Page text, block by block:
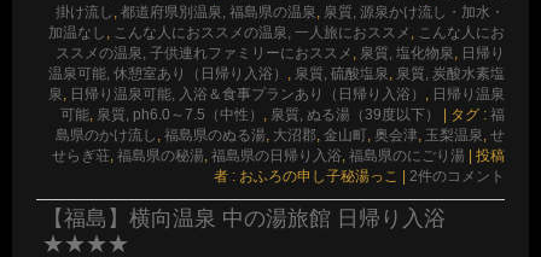
掛け流し 都道府県別温泉, 福島県の温泉 泉質, 源泉かけ流し・加水・
加温なし
こんな人におススメの温泉, 一人旅におススメ
こんな人にお
ススメの温泉, 子供連れファミリーにおススメ
泉質, 塩化物泉
日帰り
温泉可能, 休憩室あり（日帰り入浴）
泉質, 硫酸塩泉 泉質, 炭酸水素塩
泉
日帰り温泉可能, 入浴＆食事プランあり（日帰り入浴）
日帰り温泉
可能 泉質, ph6.0～7.5（中性） 泉質, ぬる湯（39度以下） | タグ : 福
島県のかけ流し 福島県のぬる湯 大沼郡 金山町 奥会津 玉梨温泉 せ
せらぎ荘 福島県の秘湯 福島県の日帰り入浴 福島県のにごり湯 | 投稿
者 : おふろの申し子秘湯っこ | 2件のコメント
【福島】横向温泉 中の湯旅館 日帰り入浴
★★★★